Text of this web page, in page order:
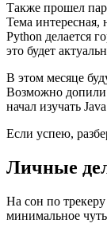
Также прошел
Тема интересная,
Python делается
это будет
В этом месяце
Возможно допили
начал изучать
Если успею,
Личные
На сон по
минимальное